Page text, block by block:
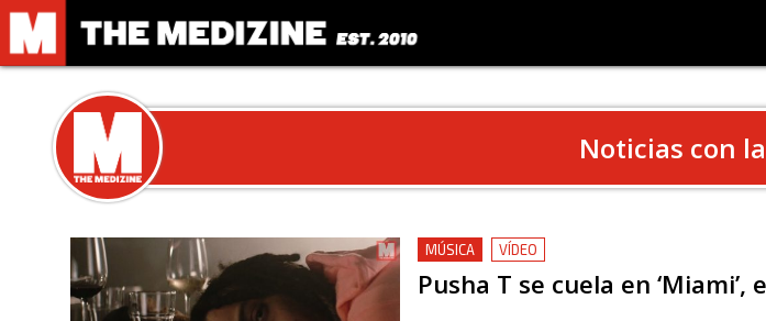
Noticias con
MÚSICA VÍDEO
Pusha T se cuela en